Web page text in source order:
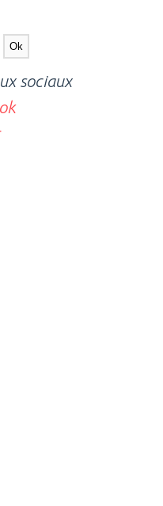
sociaux